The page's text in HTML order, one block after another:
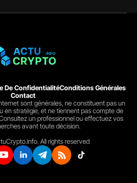
De ConfidentialitéConditions Générales
Contact
sont générales, ne constituent pas un
en stratégie, et ne tiennent pas compte de
un professionnel ou effectuez vos
avant toute décision.
All rights reserved